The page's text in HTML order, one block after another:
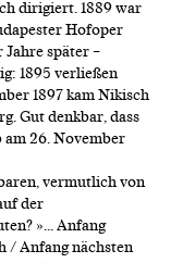
dirigiert. 1889 war
Hofoper
später –
1895 verließen
1897 kam Nikisch
Gut denkbar, dass
26. November
vermutlich von
der
»... Anfang
/ Anfang nächsten